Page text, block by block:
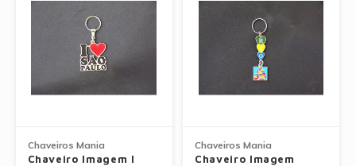
Chaveiros Mania
Chaveiro Imagem I
Chaveiros Mania
Chaveiro Imagem